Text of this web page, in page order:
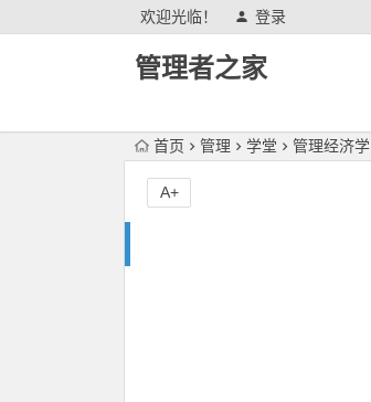
欢迎光临！ 登录
管理者之家
首页 管理 学堂 管理经济学
A+